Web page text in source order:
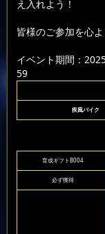
え入れよう！
皆様のご参加を心
イベント期間：
59
疾風バイク
育成ギフトB004
必ず獲得